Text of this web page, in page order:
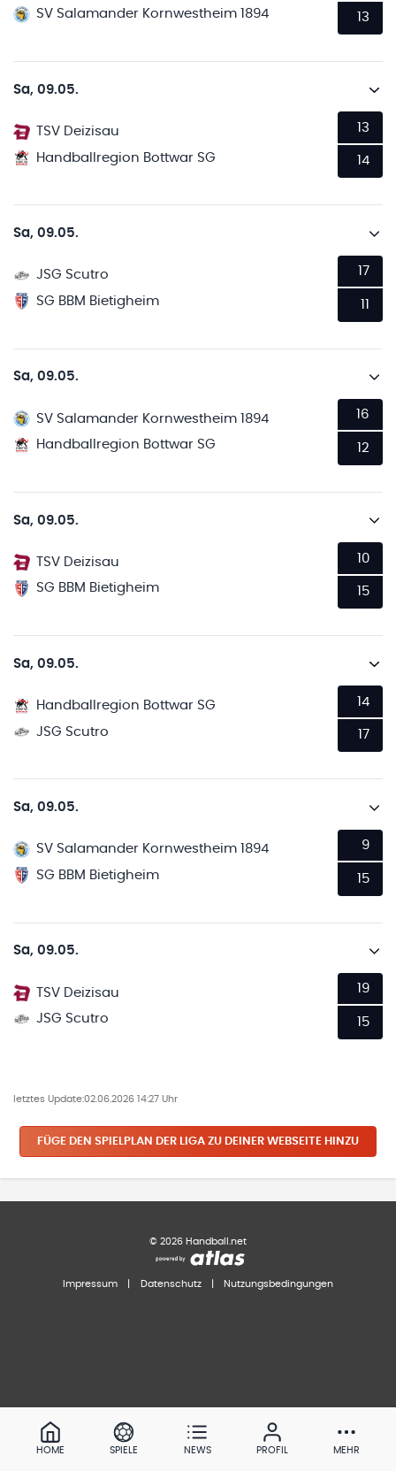
SV Salamander Kornwestheim 1894
13
Sa, 09.05.
TSV Deizisau
Handballregion Bottwar SG
13
14
Sa, 09.05.
JSG Scutro
SG BBM Bietigheim
17
11
Sa, 09.05.
SV Salamander Kornwestheim 1894
Handballregion Bottwar SG
16
12
Sa, 09.05.
TSV Deizisau
SG BBM Bietigheim
10
15
Sa, 09.05.
Handballregion Bottwar SG
JSG Scutro
14
17
Sa, 09.05.
SV Salamander Kornwestheim 1894
SG BBM Bietigheim
9
15
Sa, 09.05.
TSV Deizisau
JSG Scutro
19
15
letztes Update:02.06.2026 14:27 Uhr
FÜGE DEN SPIELPLAN DER LIGA ZU DEINER WEBSEITE HINZU
© 2026 Handball.net
Impressum Datenschutz Nutzungsbedingungen
HOME SPIELE NEWS PROFIL MEHR